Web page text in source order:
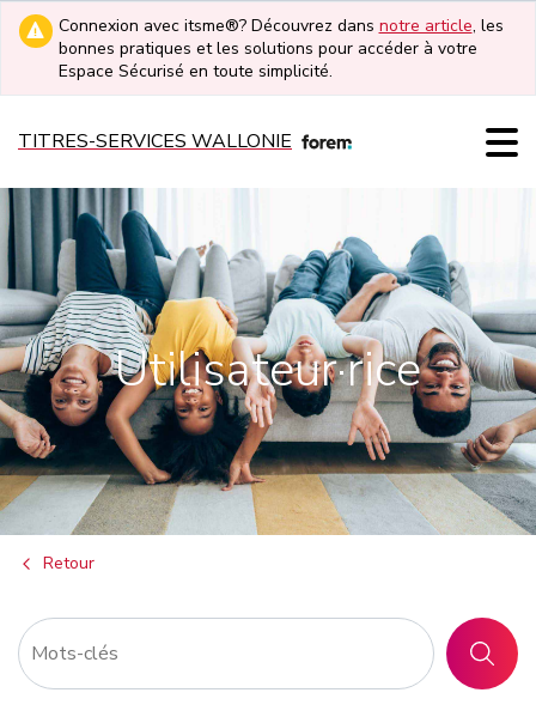
Connexion avec itsme®? Découvrez dans notre article, les
bonnes pratiques et les solutions pour accéder à votre
Espace Sécurisé en toute simplicité.
TITRES-SERVICES WALLONIE
Utilisateur·rice
Retour